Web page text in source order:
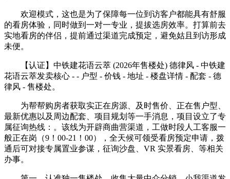
欢迎模式，这也是为了保障每一位到访客户都能具有舒服
的看房体验，同时做到一对一专业，提拔选房效率。打算前去
实地看房的伴侣，提前通过渠道完成预定，避免姑且到访形成
未便。
【认证】中铁建花语云萃 (2026年售楼处) 德律风 - 中铁建
花语云萃发卖核心 - - 户型 - 价钱 - 地址 - 楼盘详情 - 配套 - 德
律风 - 售楼处。
为帮帮购房者获取实正在房源、及时售价、正在售户型、
最新优惠以及周边配套、项目规划等一手消息，项目设立了专
属征询热线：。该线为开辟商曲营渠道，工做时段人工客服一
般正在岗（9！00-21！00），全天候可领受看房预定申请，拨
通后可对接专属置业参谋，征询沙盘、VR 实景看房、等相关
办事。